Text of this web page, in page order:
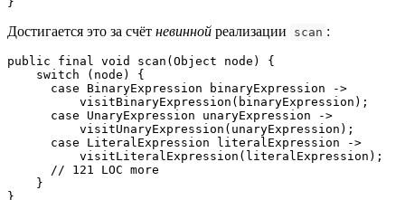
Достигается это за счёт невинной реализации scan :
public final void scan(Object node) {
switch (node) {
case BinaryExpression binaryExpression ->
          visitBinaryExpression(binaryExpression);
case UnaryExpression unaryExpression ->
          visitUnaryExpression(unaryExpression);
case LiteralExpression literalExpression ->
          visitLiteralExpression(literalExpression);
// 121 LOC more
}
}